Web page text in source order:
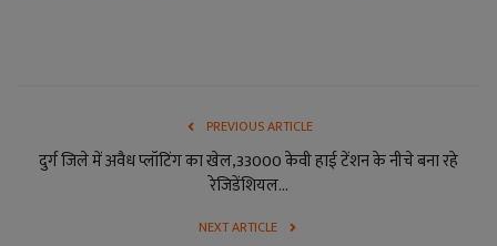
PREVIOUS ARTICLE
दुर्ग जिले में अवैध प्लॉटिंग का खेल,33000 केवी हाई टेंशन के नीचे बना रहे
रेजिडेंशियल...
NEXT ARTICLE